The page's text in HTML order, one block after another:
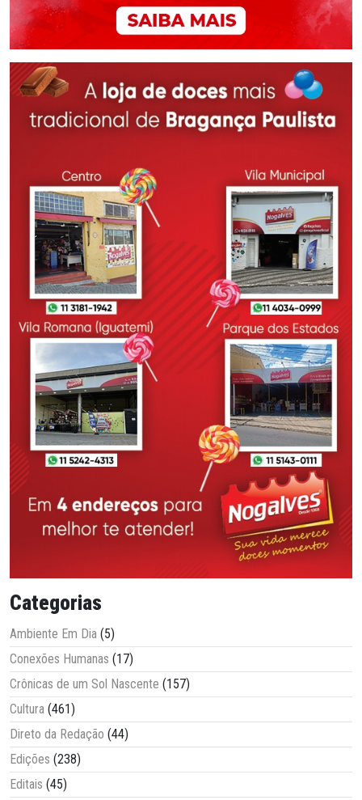
Categorias
Ambiente Em Dia (5)
Conexões Humanas (17)
Crônicas de um Sol Nascente (157)
Cultura (461)
Direto da Redação (44)
Edições (238)
Editais (45)